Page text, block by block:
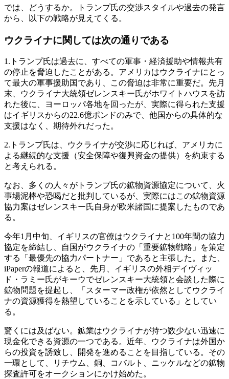
では、どうするか。トランプ氏の交渉スタイルや過去の発言
から、以下の戦略が見えてくる。
ウクライナに関しては次の通りである
1.トランプ氏は過去に、すべての軍事・経済援助や情報共有
の停止を脅迫したことがある。アメリカはウクライナにとっ
て最大の軍事援助国であり、この脅迫は非常に重要だ。先月
末、ウクライナ大統領ゼレンスキー氏がホワイトハウスを訪
れた後に、ヨーロッパ各地を回ったが、実際に得られた支援
はイギリスからの22.6億ポンドのみで、他国からの具体的な
支援はなく、期待外れだった。
2.トランプ氏は、ウクライナが交渉に応じれば、アメリカに
よる継続的な支援（安全保障や復興資金の提供）を約束する
と考えられる。
なお、多くの人々がトランプ氏の鉱物資源協定について、火
事場泥棒や恐喝だと批判しているが、実際にはこの鉱物資源
協力案はゼレンスキー氏自身が欧米諸国に提案したものであ
る。
今年1月中旬、イギリスの官僚はウクライナと100年間の協力
協定を締結し、自国がウクライナの「重要鉱物戦略」を策定
する「最優先の協力パートナー」であると主張した。また、
iPaperの報道によると、先月、イギリスの外相デイヴィッ
ド・ラミー氏がキーウでゼレンスキー大統領と会談した際に
鉱物問題を提起し、「スターマー政権が依然としてウクライ
ナの資源獲得を熱望していることを示している」としてい
る。
驚くには及ばない。鉱業はウクライナが持つ数少ない迅速に
現金化できる資源の一つである。近年、ウクライナは外国か
らの投資を誘致し、開発を進めることを目指している。その
一環として、リチウム、銅、コバルト、ニッケルなどの鉱物
探査許可をオークションにかけ始めた。